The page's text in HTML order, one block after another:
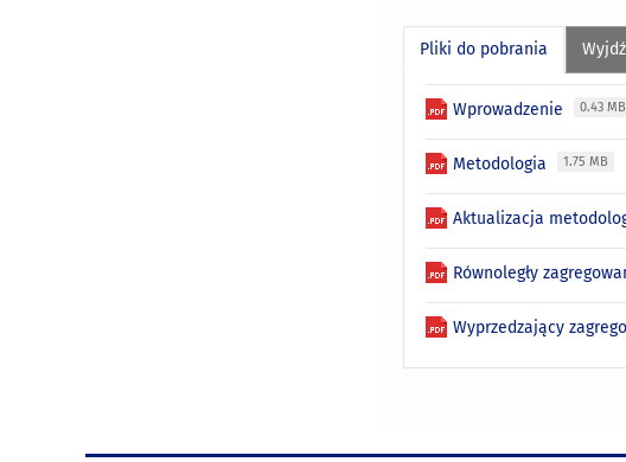
Pliki do pobrania
Wprowadzenie 0.43 MB
Metodologia 1.75 MB
Aktualizacja
Równoległy
Wyprzedzający